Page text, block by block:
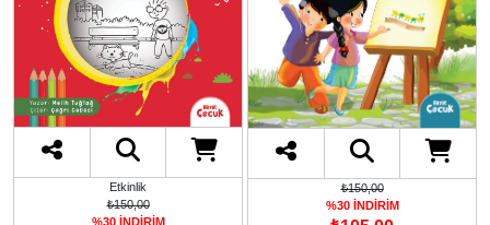
Etkinlik
₺150,00
%30 İNDİRİM
₺150,00
%30 İNDİRİM